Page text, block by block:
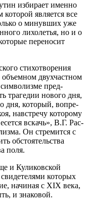
избирает именно
является все
о минувших уже
лихолетья, но и о
переносит
стихотворе­ния
объемном двухчаст­ном
пред­
трагедии нового дня,
дня, который, вопре­
навстречу которому
вскачь», В.Г. Рас­
Он стремится с
обстоятельства
поля.
и Куликовской
которых
начиная с XIX века,
и знаковой.